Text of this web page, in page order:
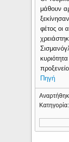
μάθουν
φέτος οι
Πηγή
Κατηγορία: